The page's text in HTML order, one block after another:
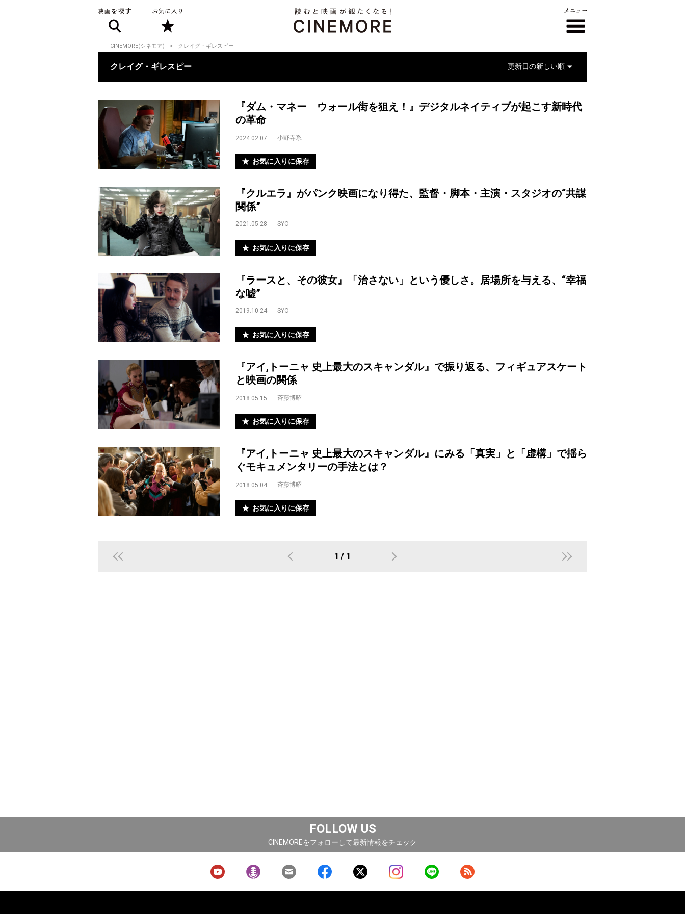
CINEMORE(シネモア) クレイグ・ギレスピー
クレイグ・ギレスピー
『ダム・マネー ウォール街を狙え！』デジタルネイティブが起こす新時代
の革命
2024.02.07 小野寺系
お気に入りに保存
『クルエラ』がパンク映画になり得た、監督・脚本・主演・スタジオの“共謀
関係”
2021.05.28 SYO
お気に入りに保存
『ラースと、その彼女』「治さない」という優しさ。居場所を与える、“幸福
な嘘”
2019.10.24 SYO
お気に入りに保存
『アイ,トーニャ 史上最大のスキャンダル』で振り返る、フィギュアスケート
と映画の関係
2018.05.15 斉藤博昭
お気に入りに保存
『アイ,トーニャ 史上最大のスキャンダル』にみる「真実」と「虚構」で揺ら
ぐモキュメンタリーの手法とは？
2018.05.04 斉藤博昭
お気に入りに保存
1 / 1
FOLLOW US
CINEMOREをフォローして最新情報をチェック